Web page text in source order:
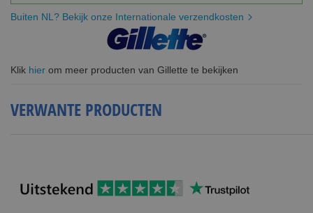
Buiten NL? Bekijk onze Internationale verzendkosten
Klik hier om meer producten van Gillette te bekijken
VERWANTE PRODUCTEN